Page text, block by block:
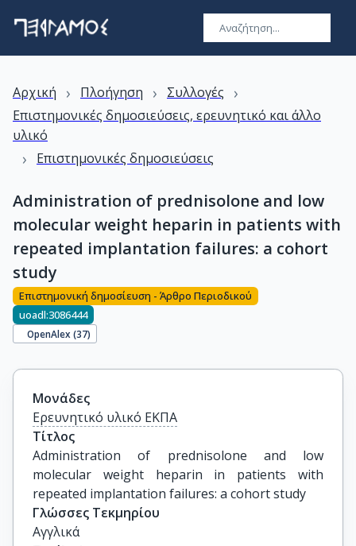
Αρχική › Πλοήγηση › Συλλογές ›
Επιστημονικές δημοσιεύσεις, ερευνητικό και άλλο
υλικό
› Επιστημονικές δημοσιεύσεις
Administration of prednisolone and low
molecular weight heparin in patients with
repeated implantation failures: a cohort
study
Επιστημονική δημοσίευση - Άρθρο Περιοδικού
uoadl:3086444
OpenAlex (37)
Μονάδες
Ερευνητικό υλικό ΕΚΠΑ
Τίτλος
Administration of prednisolone and low
molecular weight heparin in patients with
repeated implantation failures: a cohort study
Γλώσσες Τεκμηρίου
Αγγλικά